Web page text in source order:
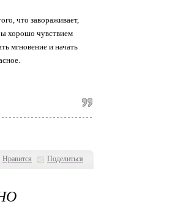
Нравится Поделиться
что завораживает,
хорошо чувствием
мгновение и начать